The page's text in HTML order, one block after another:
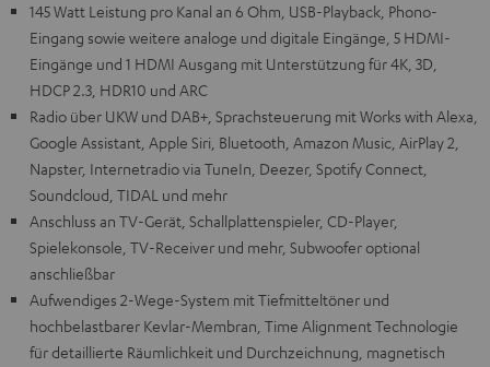
145 Watt Leistung pro Kanal an 6 Ohm, USB-Playback, Phono-
Eingang sowie weitere analoge und digitale Eingänge, 5 HDMI-
Eingänge und 1 HDMI Ausgang mit Unterstützung für 4K, 3D,
HDCP 2.3, HDR10 und ARC
Radio über UKW und DAB+, Sprachsteuerung mit Works with Alexa,
Google Assistant, Apple Siri, Bluetooth, Amazon Music, AirPlay 2,
Napster, Internetradio via TuneIn, Deezer, Spotify Connect,
Soundcloud, TIDAL und mehr
Anschluss an TV-Gerät, Schallplattenspieler, CD-Player,
Spielekonsole, TV-Receiver und mehr, Subwoofer optional
anschließbar
Aufwendiges 2-Wege-System mit Tiefmitteltöner und
hochbelastbarer Kevlar-Membran, Time Alignment Technologie
für detaillierte Räumlichkeit und Durchzeichnung, magnetisch